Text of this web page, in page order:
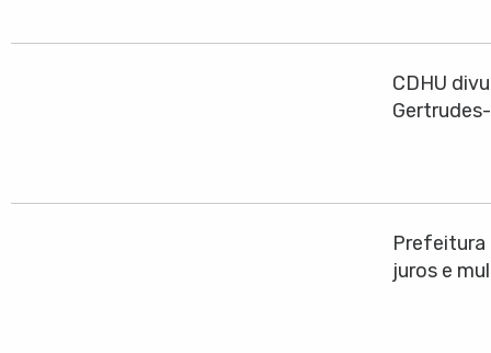
CDHU
Prefeitura
juros e